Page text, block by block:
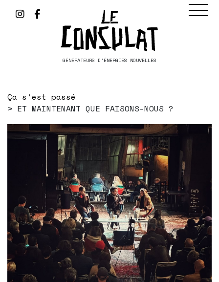
GÉNÉRATEURS D'ÉNERGIES NOUVELLES
Ça s’est passé
ET MAINTENANT QUE FAISONS-NOUS ?